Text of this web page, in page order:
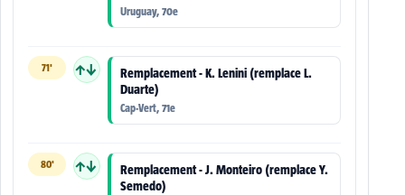
Uruguay, 70e
71' ↑↓
Remplacement - K. Lenini (remplace L.
Duarte)
Cap-Vert, 71e
80' ↑↓
Remplacement - J. Monteiro (remplace Y.
Semedo)